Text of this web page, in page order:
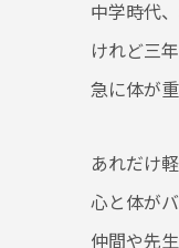
中学時代
けれど三
急に体が
あれだけ
心と体が
仲間や先